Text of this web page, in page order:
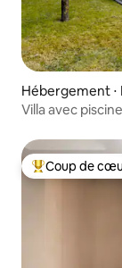
Hébergement ⋅
Villa avec
Coups de cœur
Coup de